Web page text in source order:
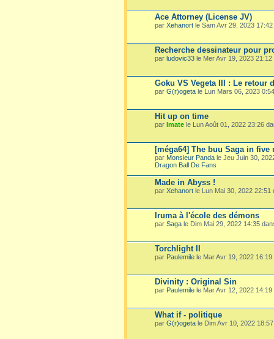
Ace Attorney (License JV)
par Xehanort le Sam Avr 29, 2023
Recherche dessinateur pour
par ludovic33 le Mer Avr 19, 2023
Goku VS Vegeta III : Le retour
par G(r)ogeta le Lun Mars 06, 2023
Hit up on time
par Imate le Lun Août 01, 2022 23:26
[méga64] The buu Saga in five
par Monsieur Panda le Jeu Juin 30,
Dragon Ball De Fans
Made in Abyss !
par Xehanort le Lun Mai 30, 2022 22:51
Iruma à l'école des démons
par Saga le Dim Mai 29, 2022 14:35
Torchlight II
par Paulemile le Mar Avr 19, 2022
Divinity : Original Sin
par Paulemile le Mar Avr 12, 2022
What if - politique
par G(r)ogeta le Dim Avr 10, 2022